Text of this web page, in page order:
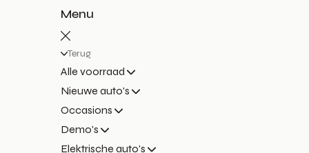
Menu
Terug
Alle voorraad
Nieuwe auto's
Occasions
Demo's
Elektrische auto's